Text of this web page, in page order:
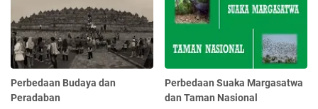
Perbedaan Budaya dan
Peradaban
Perbedaan Suaka Margasatwa
dan Taman Nasional